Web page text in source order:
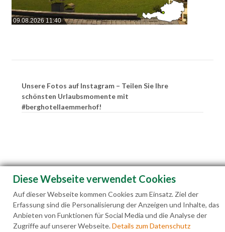
09.08.2026 11:40
Unsere Fotos auf Instagram – Teilen Sie Ihre
schönsten Urlaubsmomente mit
#berghotellaemmerhof!
Diese Webseite verwendet Cookies
Auf dieser Webseite kommen Cookies zum Einsatz. Ziel der
Erfassung sind die Personalisierung der Anzeigen und Inhalte, das
Anbieten von Funktionen für Social Media und die Analyse der
Zugriffe auf unserer Webseite.Details zum Datenschutz